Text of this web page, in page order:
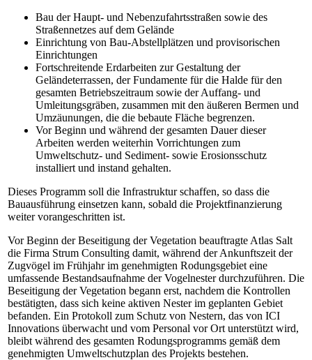
Bau der Haupt- und Nebenzufahrtsstraßen sowie des
Straßennetzes auf dem Gelände
Einrichtung von Bau-Abstellplätzen und provisorischen
Einrichtungen
Fortschreitende Erdarbeiten zur Gestaltung der
Geländeterrassen, der Fundamente für die Halde für den
gesamten Betriebszeitraum sowie der Auffang- und
Umleitungsgräben, zusammen mit den äußeren Bermen und
Umzäunungen, die die bebaute Fläche begrenzen.
Vor Beginn und während der gesamten Dauer dieser
Arbeiten werden weiterhin Vorrichtungen zum
Umweltschutz- und Sediment- sowie Erosionsschutz
installiert und instand gehalten.
Dieses Programm soll die Infrastruktur schaffen, so dass die
Bauausführung einsetzen kann, sobald die Projektfinanzierung
weiter vorangeschritten ist.
Vor Beginn der Beseitigung der Vegetation beauftragte Atlas Salt
die Firma Strum Consulting damit, während der Ankunftszeit der
Zugvögel im Frühjahr im genehmigten Rodungsgebiet eine
umfassende Bestandsaufnahme der Vogelnester durchzuführen. Die
Beseitigung der Vegetation begann erst, nachdem die Kontrollen
bestätigten, dass sich keine aktiven Nester im geplanten Gebiet
befanden. Ein Protokoll zum Schutz von Nestern, das von ICI
Innovations überwacht und vom Personal vor Ort unterstützt wird,
bleibt während des gesamten Rodungsprogramms gemäß dem
genehmigten Umweltschutzplan des Projekts bestehen.